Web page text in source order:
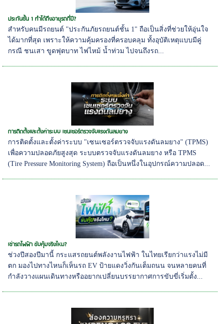
ประกันชั้น 1 ทำได้ถึงอายุรถกี่ปี?
สำหรับคนมีรถยนต์ "ประกันภัยรถยนต์ชั้น 1" ถือเป็นสิ่งที่ช่วยให้อุ่นใจ
ได้มากที่สุด เพราะให้ความคุ้มครองที่ครอบคลุม ทั้งอุบัติเหตุแบบมีคู่
กรณี ชนเสา ขูดฟุตบาท ไฟไหม้ น้ำท่วม ไปจนถึงรถ...
การติดตั้งและตั้งค่าระบบ เซนเซอร์ตรวจจับแรงดันลมยาง
การติดตั้งและตั้งค่าระบบ "เซนเซอร์ตรวจจับแรงดันลมยาง" (TPMS)
เพื่อความปลอดภัยสูงสุด ระบบตรวจจับแรงดันลมยาง หรือ TPMS
(Tire Pressure Monitoring System) ถือเป็นหนึ่งในอุปกรณ์ความปลอด...
เช่ารถไฟฟ้า ขับคุ้มจริงไหม?
ช่วงปีสองปีมานี้ กระแสรถยนต์พลังงานไฟฟ้า ในไทยเรียกว่าแรงไม่มี
ตก มองไปทางไหนก็เห็นรถ EV ป้ายแดงวิ่งกันเต็มถนน จนหลายคนที่
กำลังวางแผนเดินทางหรืออยากเปลี่ยนบรรยากาศการขับขี่เริ่มตั้ง...